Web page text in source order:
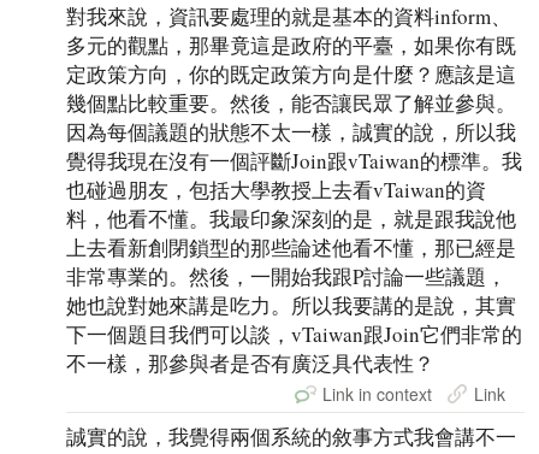
對我來說，資訊要處理的就是基本的資料inform、
多元的觀點，那畢竟這是政府的平臺，如果你有既
定政策方向，你的既定政策方向是什麼？應該是這
幾個點比較重要。然後，能否讓民眾了解並參與。
因為每個議題的狀態不太一樣，誠實的說，所以我
覺得我現在沒有一個評斷Join跟vTaiwan的標準。我
也碰過朋友，包括大學教授上去看vTaiwan的資
料，他看不懂。我最印象深刻的是，就是跟我說他
上去看新創閉鎖型的那些論述他看不懂，那已經是
非常專業的。然後，一開始我跟P討論一些議題，
她也說對她來講是吃力。所以我要講的是說，其實
下一個題目我們可以談，vTaiwan跟Join它們非常的
不一樣，那參與者是否有廣泛具代表性？
Link in context Link
誠實的說，我覺得兩個系統的敘事方式我會講不一